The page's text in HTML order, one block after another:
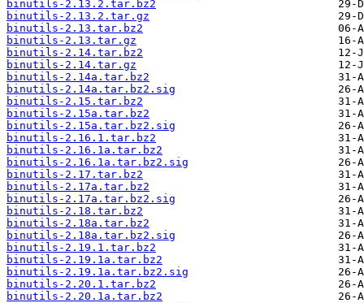
binutils-2.13.2.tar.bz2
binutils-2.13.2.tar.gz
binutils-2.13.tar.bz2
binutils-2.13.tar.gz
binutils-2.14.tar.bz2
binutils-2.14.tar.gz
binutils-2.14a.tar.bz2
binutils-2.14a.tar.bz2.sig
binutils-2.15.tar.bz2
binutils-2.15a.tar.bz2
binutils-2.15a.tar.bz2.sig
binutils-2.16.1.tar.bz2
binutils-2.16.1a.tar.bz2
binutils-2.16.1a.tar.bz2.sig
binutils-2.17.tar.bz2
binutils-2.17a.tar.bz2
binutils-2.17a.tar.bz2.sig
binutils-2.18.tar.bz2
binutils-2.18a.tar.bz2
binutils-2.18a.tar.bz2.sig
binutils-2.19.1.tar.bz2
binutils-2.19.1a.tar.bz2
binutils-2.19.1a.tar.bz2.sig
binutils-2.20.1.tar.bz2
binutils-2.20.1a.tar.bz2